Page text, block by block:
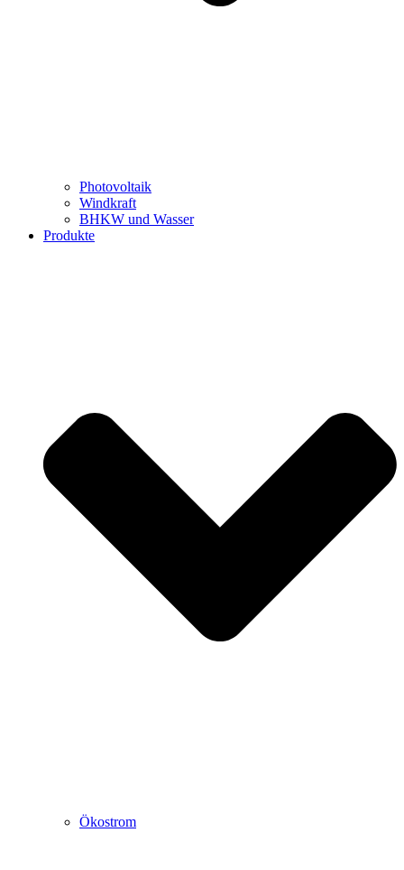
Photovoltaik
Windkraft
BHKW und Wasser
Produkte
Ökostrom